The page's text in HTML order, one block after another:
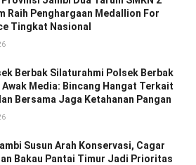
Raih Penghargaan Medallion For
Tingkat Nasional
Berbak Silaturahmi Polsek Berbak
Awak Media: Bincang Hangat Terkait
Bersama Jaga Ketahanan Pangan
Susun Arah Konservasi, Cagar
Bakau Pantai Timur Jadi Prioritas